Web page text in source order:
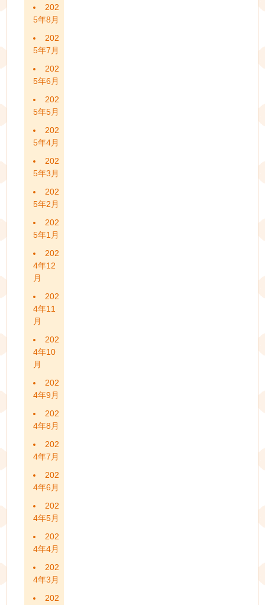
202
5年8月
202
5年7月
202
5年6月
202
5年5月
202
5年4月
202
5年3月
202
5年2月
202
5年1月
202
4年12
月
202
4年11
月
202
4年10
月
202
4年9月
202
4年8月
202
4年7月
202
4年6月
202
4年5月
202
4年4月
202
4年3月
202